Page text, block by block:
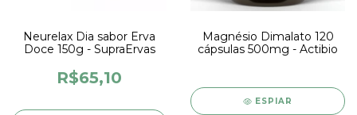
Neurelax Dia sabor Erva
Doce 150g - SupraErvas
R$65,10
Magnésio Dimalato 120
cápsulas 500mg - Actibio
ESPIAR